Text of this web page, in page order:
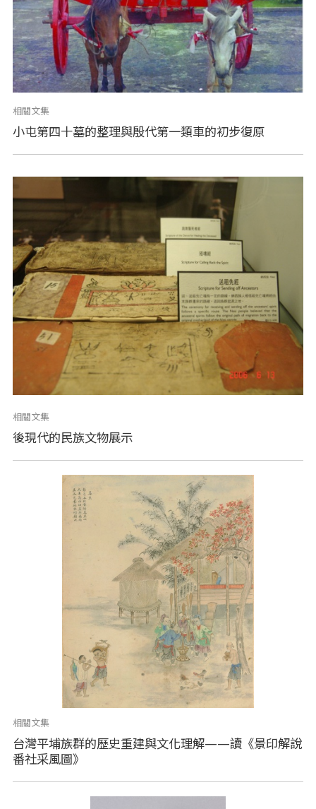
相關文集
小屯第四十墓的整理與殷代第一類車的初步復原
相關文集
後現代的民族文物展示
相關文集
台灣平埔族群的歷史重建與文化理解——讀《景印解說
番社采風圖》